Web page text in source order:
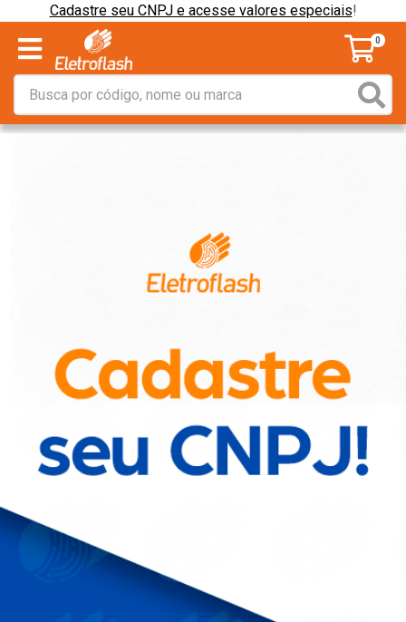
Cadastre seu CNPJ e acesse valores especiais!
0